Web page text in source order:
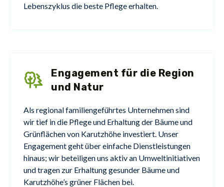
Lebenszyklus die beste Pflege erhalten.
Engagement für die Region
und Natur
Als regional familiengeführtes Unternehmen sind
wir tief in die Pflege und Erhaltung der Bäume und
Grünflächen von Karutzhöhe investiert. Unser
Engagement geht über einfache Dienstleistungen
hinaus; wir beteiligen uns aktiv an Umweltinitiativen
und tragen zur Erhaltung gesunder Bäume und
Karutzhöhe’s grüner Flächen bei.